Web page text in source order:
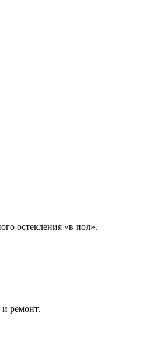
остекления «в пол».
ремонт.